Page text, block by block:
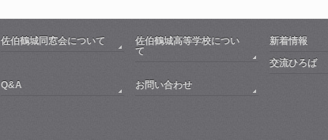
佐伯鶴城同窓会について
佐伯鶴城高等学校につい
て
新着情報
交流ひろば
Q&A
お問い合わせ